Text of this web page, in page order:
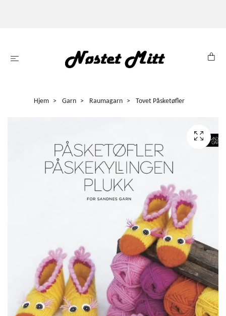
Hjem Garn Raumagarn Tovet Påsketøfler